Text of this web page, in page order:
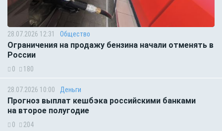
28.07.2026 12:31 Общество
Ограничения на продажу бензина начали отменять в
России
0 180
28.07.2026 10:00 Деньги
Прогноз выплат кешбэка российскими банками
на второе полугодие
0 204